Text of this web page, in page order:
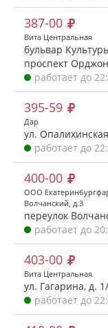
387-00
Вита Центральная
бульвар
проспект
работает до
395-59
Дар
ул.
работает до
400-00
ООО
Волчанский, д.3
переулок
работает до
403-00
Вита Центральная
ул. Гагарина, д.
работает до